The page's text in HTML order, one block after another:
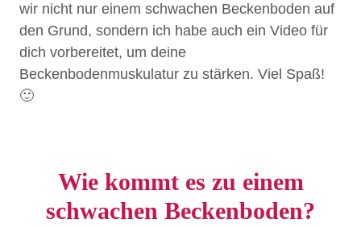
wir nicht nur einem schwachen Beckenboden auf
den Grund, sondern ich habe auch ein Video für
dich vorbereitet, um deine
Beckenbodenmuskulatur zu stärken. Viel Spaß!
🙂
Wie kommt es zu einem
schwachen Beckenboden?